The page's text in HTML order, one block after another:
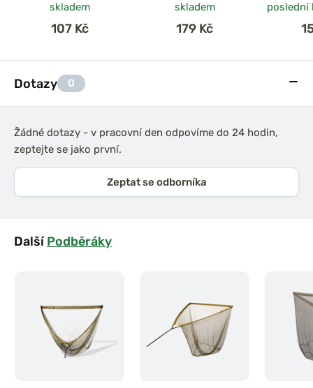
skladem
107 Kč
skladem
179 Kč
poslední
Dotazy 0
Žádné dotazy - v pracovní den odpovíme do 24 hodin,
zeptejte se jako první.
Zeptat se odborníka
DalšíPodběráky